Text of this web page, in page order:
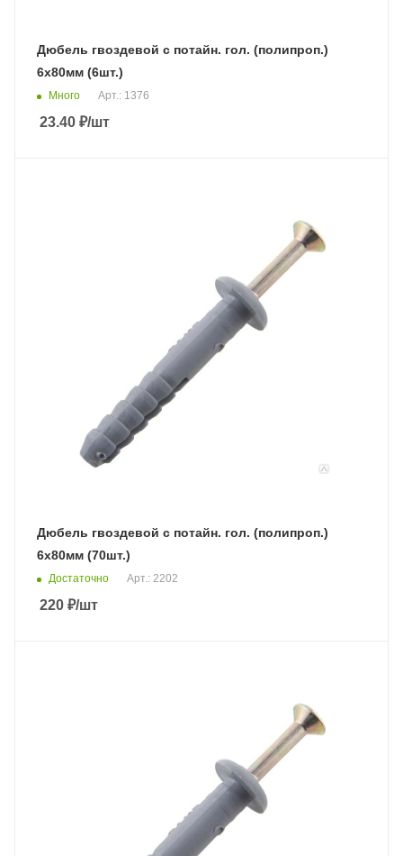
Дюбель гвоздевой с потайн. гол. (полипроп.)
6х80мм (6шт.)
Много Арт.: 1376
23.40 ₽/шт
Дюбель гвоздевой с потайн. гол. (полипроп.)
6х80мм (70шт.)
Достаточно Арт.: 2202
220 ₽/шт